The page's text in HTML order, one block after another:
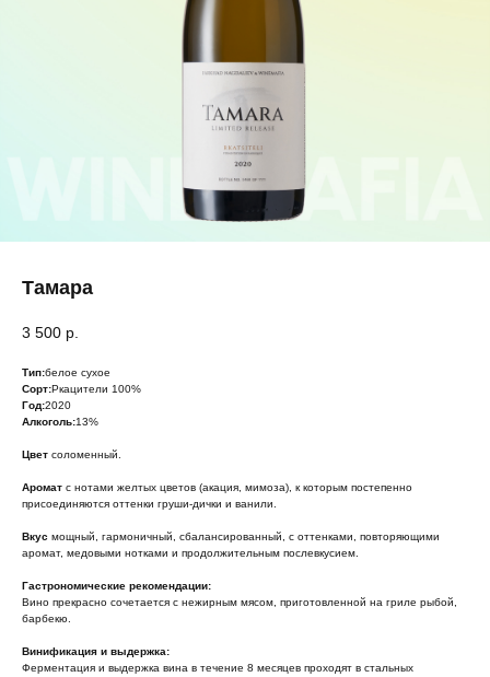
Тамара
3 500 р.
Тип:белое сухое
Сорт:Ркацители 100%
Год:2020
Алкоголь:13%
Цвет соломенный.
Аромат с нотами желтых цветов (акация, мимоза), к которым постепенно
присоединяются оттенки груши-дички и ванили.
Вкус мощный, гармоничный, сбалансированный, с оттенками, повторяющими
аромат, медовыми нотками и продолжительным послевкусием.
Гастрономические рекомендации:
Вино прекрасно сочетается с нежирным мясом, приготовленной на гриле рыбой,
барбекю.
Винификация и выдержка:
Ферментация и выдержка вина в течение 8 месяцев проходят в стальных